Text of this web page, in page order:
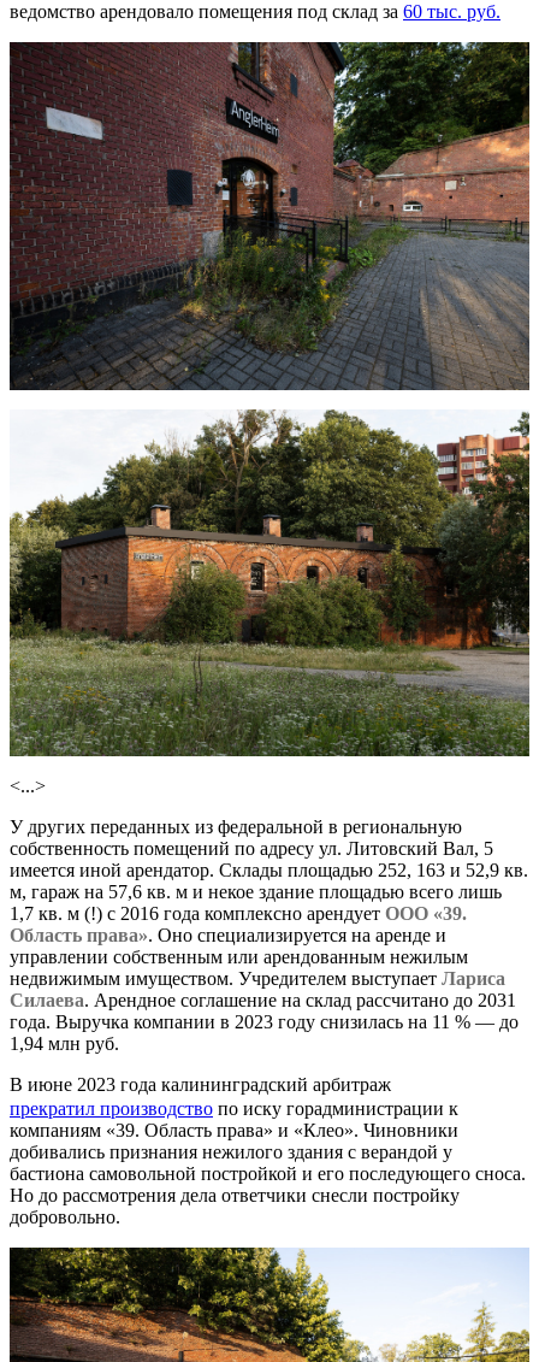
ведомство арендовало помещения под склад за 60 тыс. руб.
<...>
У других переданных из федеральной в региональную
собственность помещений по адресу ул. Литовский Вал, 5
имеется иной арендатор. Склады площадью 252, 163 и 52,9 кв.
м, гараж на 57,6 кв. м и некое здание площадью всего лишь
1,7 кв. м (!) с 2016 года комплексно арендует ООО «39.
Область права». Оно специализируется на аренде и
управлении собственным или арендованным нежилым
недвижимым имуществом. Учредителем выступает Лариса
Силаева. Арендное соглашение на склад рассчитано до 2031
года. Выручка компании в 2023 году снизилась на 11 % — до
1,94 млн руб.
В июне 2023 года калининградский арбитраж
прекратил производство по иску горадминистрации к
компаниям «39. Область права» и «Клео». Чиновники
добивались признания нежилого здания с верандой у
бастиона самовольной постройкой и его последующего сноса.
Но до рассмотрения дела ответчики снесли постройку
добровольно.